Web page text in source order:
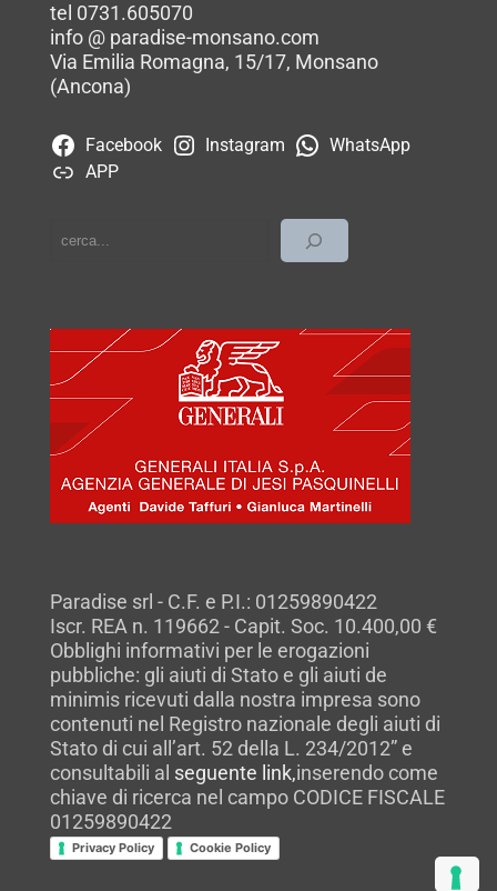
tel 0731.605070
info @ paradise-monsano.com
Via Emilia Romagna, 15/17, Monsano
(Ancona)
Facebook Instagram
WhatsApp
APP
Paradise srl - C.F. e P.I.: 01259890422
Iscr. REA n. 119662 - Capit. Soc. 10.400,00 €
Obblighi informativi per le erogazioni
pubbliche: gli aiuti di Stato e gli aiuti de
minimis ricevuti dalla nostra impresa sono
contenuti nel Registro nazionale degli aiuti di
Stato di cui all’art. 52 della L. 234/2012” e
consultabili al seguente link,inserendo come
chiave di ricerca nel campo CODICE FISCALE
01259890422
Privacy Policy Cookie Policy